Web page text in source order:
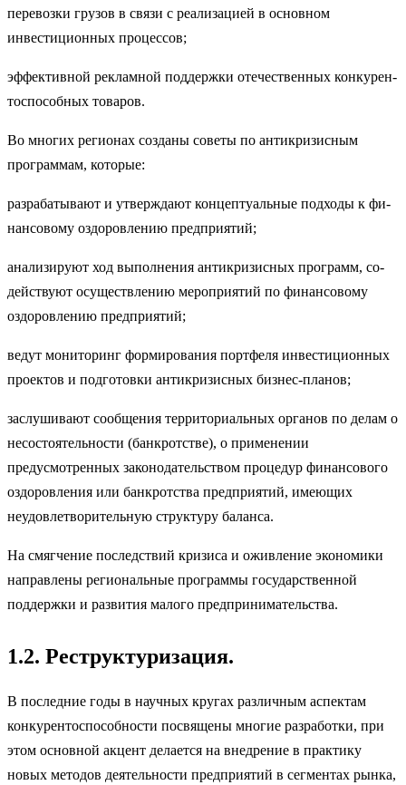
перевозки грузов в связи с реали­зацией в основном
инвестиционных процессов;
эффективной рекламной поддержки отечественных конкурен­
тоспособных товаров.
Во многих регионах созданы советы по антикризисным
програм­мам, которые:
разрабатывают и утверждают концептуальные подходы к фи­
нансовому оздоровлению предприятий;
анализируют ход выполнения антикризисных программ, со­
действуют осуществлению мероприятий по финансовому
оздоров­лению предприятий;
ведут мониторинг формирования портфеля инвестиционных
проектов и подготовки антикризисных бизнес-планов;
заслушивают сообщения территориальных органов по делам о
несостоятельности (банкротстве), о применении
предусмотренных законодательством процедур финансового
оздоровления или банк­ротства предприятий, имеющих
неудовлетворительную структуру баланса.
На смягчение последствий кризиса и оживление экономики
направлены региональные программы государственной
поддержки и развития малого предпринимательства.
1.2. Реструктуризация.
В последние годы в научных кругах различным аспектам
конкуренто­способности посвящены многие разработки, при
этом основной акцент делается на внедрение в практику
новых методов деятельности предпри­ятий в сегментах рынка,